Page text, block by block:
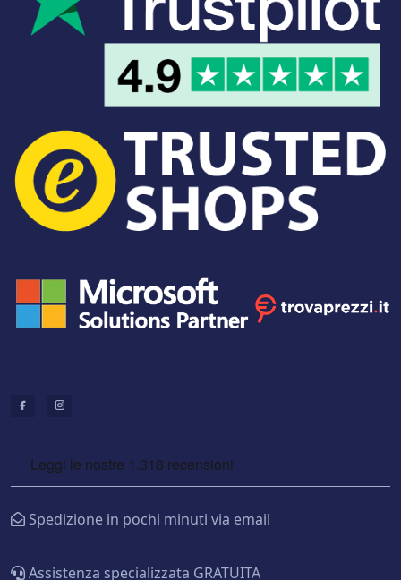
Spedizione in pochi minuti via email
Assistenza specializzata GRATUITA